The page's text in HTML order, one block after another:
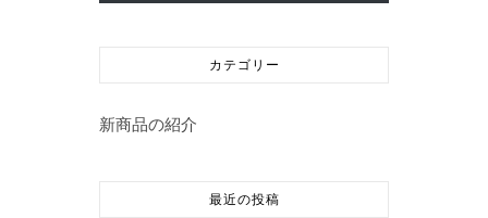
カテゴリー
新商品の紹介
最近の投稿